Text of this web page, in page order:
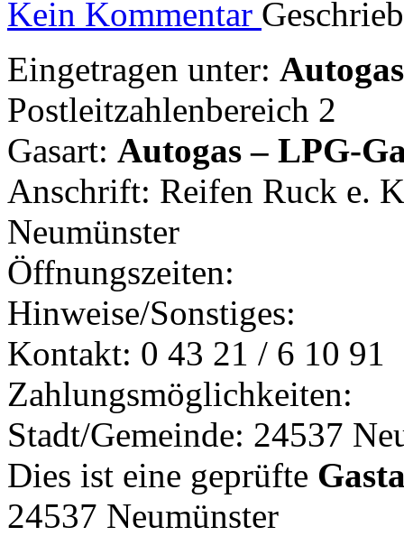
Kein Kommentar
Eingetragen unter:
Postleitzahlenbereich 2
Gasart: Autogas – LPG-
Anschrift: Reifen Ruck e.
Neumünster
Öffnungszeiten:
Hinweise/Sonstiges:
Kontakt: 0 43 21 / 6 10 91
Zahlungsmöglichkeiten:
Stadt/Gemeinde: 24537
Dies ist eine geprüfte
24537 Neumünster